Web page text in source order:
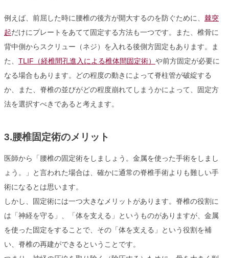
例えば、前屈した時に腰椎の後方が開大するのを防ぐために、 棘突
起だけにプレートをあてて固定する方法も一つです。また、椎骨に
背中側からスクリュー（ネジ）を入れる後側方固定もあります。ま
た、 TLIF（経椎間孔進入による椎体間固定術） や前方固定が必要に
なる場合もあります。どの程度の動きによって脊柱管が破綻する
か、また、脊椎の並びがどの程度崩れてしまうかによって、固定方
法を選択すべきであると考えます。
3.腰椎固定術のメリット
医師から「腰椎の固定術をしましょう。金属を使った手術をしまし
ょう。」と言われた場合は、確かに通常の脊椎手術よりも難しい手
術になるとは思います。
しかし、固定術には一つ大きなメリットがあります。脊椎の役割に
は「神経を守る」、「体を支える」というものがありますが、金属
を使った固定をすることで、その「体を支える」という役割を補
い、脊椎の再建ができるということです。